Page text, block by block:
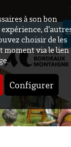
à son bon
choisir de les
moment via le lien
Configurer